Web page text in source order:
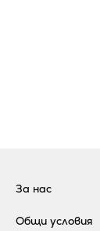
За нас
Общи условия